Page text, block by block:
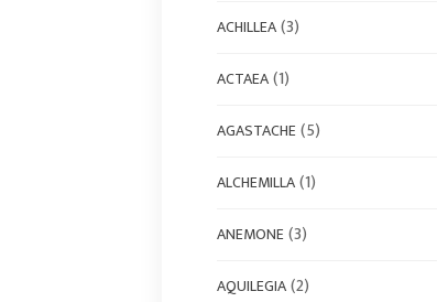
ACHILLEA(3)
ACTAEA(1)
AGASTACHE(5)
ALCHEMILLA(1)
ANEMONE(3)
AQUILEGIA(2)